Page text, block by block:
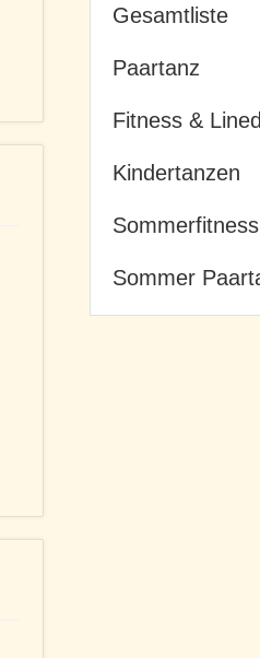
Gesamtliste
Paartanz
Fitness &
Kindertanzen
Sommerfitness
Sommer